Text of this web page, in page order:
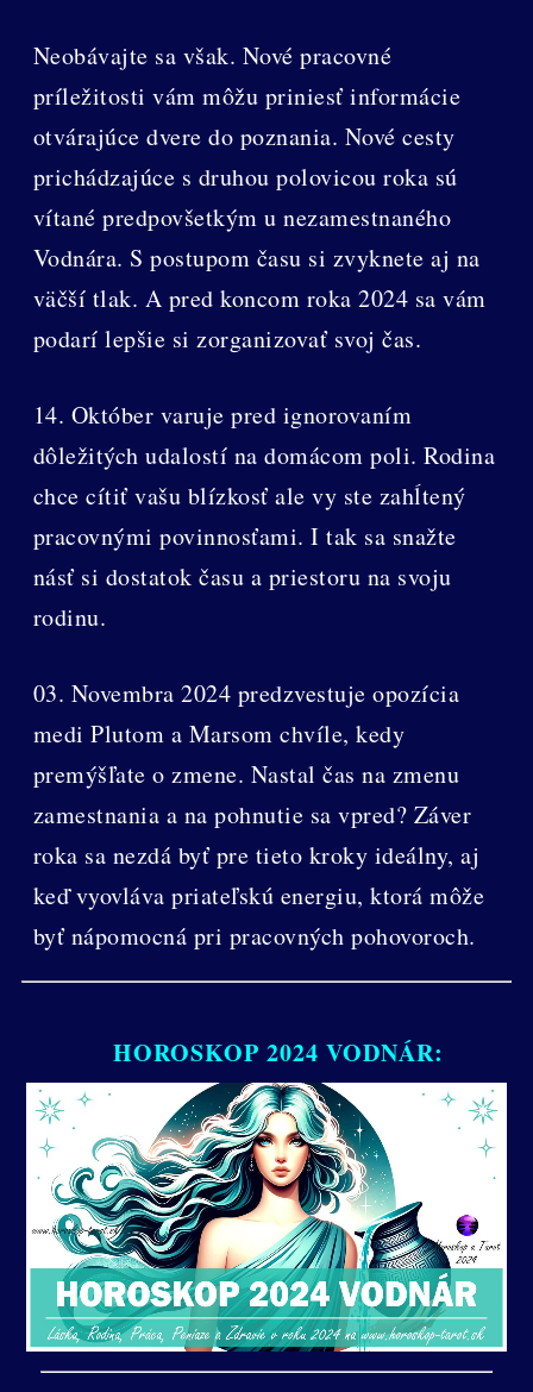
Neobávajte sa však. Nové pracovné
príležitosti vám môžu priniesť informácie
otvárajúce dvere do poznania. Nové cesty
prichádzajúce s druhou polovicou roka sú
vítané predpovšetkým u nezamestnaného
Vodnára. S postupom času si zvyknete aj na
väčší tlak. A pred koncom roka 2024 sa vám
podarí lepšie si zorganizovať svoj čas.
14. Október varuje pred ignorovaním
dôležitých udalostí na domácom poli. Rodina
chce cítiť vašu blízkosť ale vy ste zahĺtený
pracovnými povinnosťami. I tak sa snažte
násť si dostatok času a priestoru na svoju
rodinu.
03. Novembra 2024 predzvestuje opozícia
medi Plutom a Marsom chvíle, kedy
premýšľate o zmene. Nastal čas na zmenu
zamestnania a na pohnutie sa vpred? Záver
roka sa nezdá byť pre tieto kroky ideálny, aj
keď vyovláva priateľskú energiu, ktorá môže
byť nápomocná pri pracovných pohovoroch.
HOROSKOP 2024 VODNÁR: